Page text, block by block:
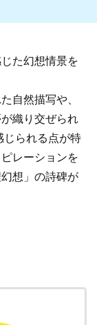
た幻想情景を
自然描写や、
織り交ぜられ
じられる点が特
レーションを
想」の詩碑が